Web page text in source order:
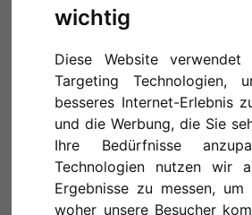
wichtig
Diese Website verwendet
Targeting Technologien,
besseres Internet-Erlebnis
und die Werbung, die Sie
Ihre Bedürfnisse
Technologien nutzen wir
Ergebnisse zu messen, um
woher unsere Besucher
ROBERT HAVELL AFTER JOHN JAMES AUDUBON - AMERICAN FLAMINGO